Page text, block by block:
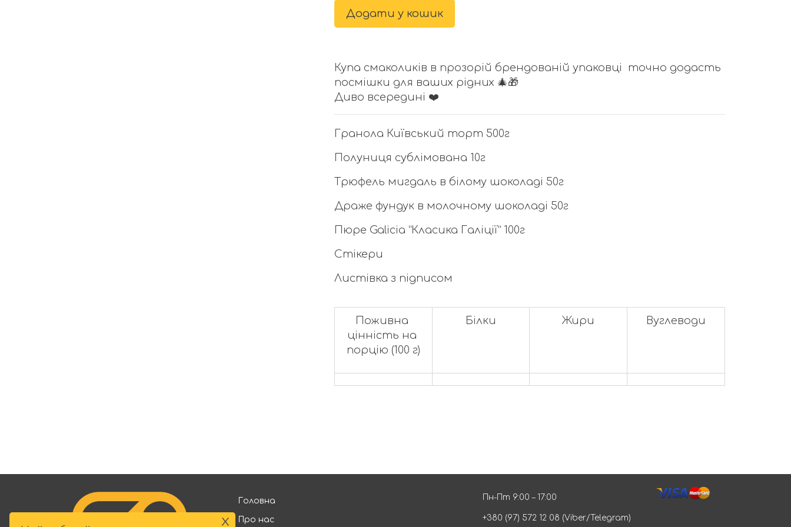
Додати у кошик
Купа смаколиків в прозорій брендованій упаковці
точно додасть
посмішки для ваших рідних 🎄🎁
Диво всередині ❤️
Гранола Київський торт 500г
Полуниця сублімована 10г
Трюфель мигдаль в білому шоколаді 50г
Драже фундук в молочному шоколаді 50г
Пюре Galicia “Класика Галіції” 100г
Стікери
Листівка з підписом
Поживна
цінність на
порцію (100 г)
Білки Жири Вуглеводи
Головна
Про нас
Пн-Пт 9:00 – 17:00
+380 (97) 572 12 08 (Viber/Telegram)
x